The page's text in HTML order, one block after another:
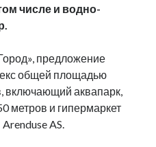
числе и водно-
предложение
общей площадью
включающий аквапарк,
метров и гипермаркет
AS.